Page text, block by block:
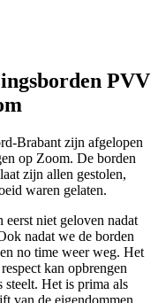
PVV
Brabant zijn afgelopen
op Zoom. De borden
zijn allen gestolen,
waren gelaten.
niet geloven nadat
nadat we de borden
no time weer weg. Het
kan opbrengen
steelt. Het is prima als